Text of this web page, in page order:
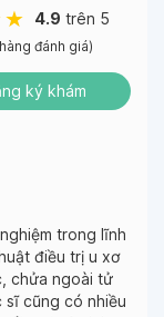
4.9 trên 5
đánh giá)
ký khám
trong lĩnh
điều trị u xơ
chửa ngoài tử
sĩ cũng có nhiều